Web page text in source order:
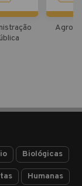
Biológicas
Humanas